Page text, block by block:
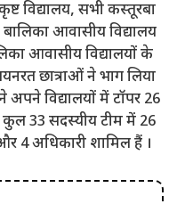
विद्यालय, सभी कस्तूरबा
आवासीय विद्यालय
आवासीय विद्यालयों के
छात्राओं ने भाग लिया
विद्यालयों में टॉपर 26
33 सदस्यीय टीम में 26
4 अधिकारी शामिल हैं ।